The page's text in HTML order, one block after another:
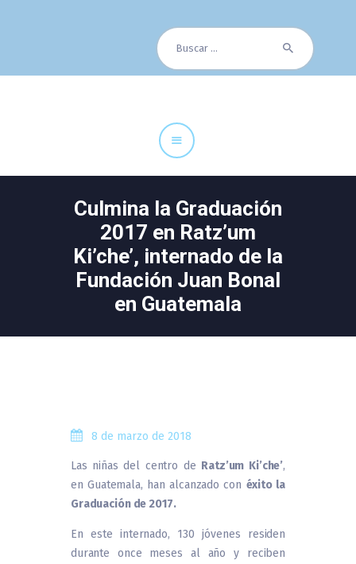
Buscar:
Culmina la Graduación
2017 en Ratz’um
Ki’che’, internado de la
Fundación Juan Bonal
en Guatemala
Cuadro Médico
Especialidades
8 de marzo de 2018
Las niñas del centro de Ratz’um Ki’che’,
en Guatemala, han alcanzado con éxito la
Graduación de 2017.
En este internado, 130 jóvenes residen
durante once meses al año y reciben